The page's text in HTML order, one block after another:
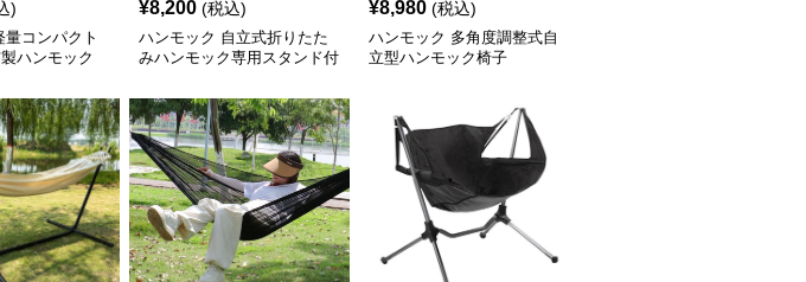
)
コンパクト
ハンモック
¥8,200 (税込)
ハンモック 自立式折りたた
みハンモック専用スタンド付
¥8,980 (税込)
ハンモック 多角度調整式自
立型ハンモック椅子